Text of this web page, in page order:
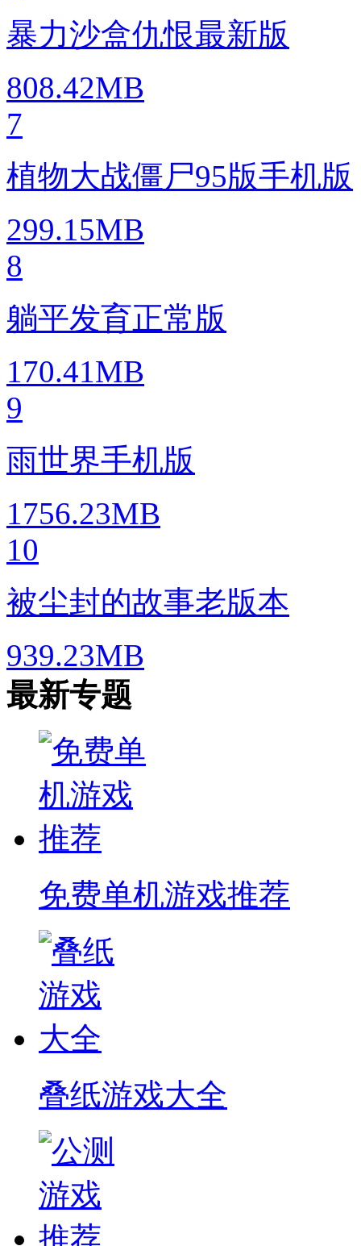
暴力沙盒仇恨最新版
808.42MB
7
植物大战僵尸95版手机版
299.15MB
8
躺平发育正常版
170.41MB
9
雨世界手机版
1756.23MB
10
被尘封的故事老版本
939.23MB
最新专题
免费单机游戏推荐
叠纸游戏大全